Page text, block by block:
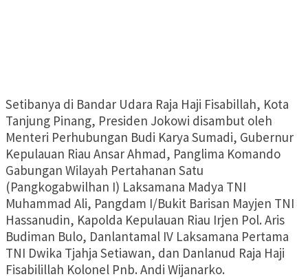
Setibanya di Bandar Udara Raja Haji Fisabillah, Kota
Tanjung Pinang, Presiden Jokowi disambut oleh
Menteri Perhubungan Budi Karya Sumadi, Gubernur
Kepulauan Riau Ansar Ahmad, Panglima Komando
Gabungan Wilayah Pertahanan Satu
(Pangkogabwilhan I) Laksamana Madya TNI
Muhammad Ali, Pangdam I/Bukit Barisan Mayjen TNI
Hassanudin, Kapolda Kepulauan Riau Irjen Pol. Aris
Budiman Bulo, Danlantamal IV Laksamana Pertama
TNI Dwika Tjahja Setiawan, dan Danlanud Raja Haji
Fisabilillah Kolonel Pnb. Andi Wijanarko.